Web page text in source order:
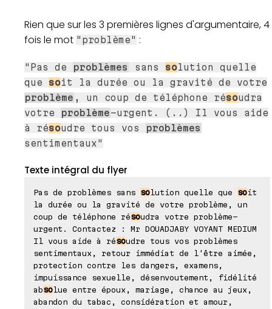
Rien que sur les 3 premières lignes d'argumentaire, 4
fois le mot "problème" :
"Pas de problèmes sans solution quelle
que soit la durée ou la gravité de votre
problème , un coup de téléphone résoudra
votre
problème-urgent. (..) Il vous aide
à résoudre tous vos
problèmes
sentimentaux"
Texte intégral du flyer
Pas de problèmes sans solution quelle que soit
la durée ou la gravité de votre problème, un
coup de téléphone résoudra votre problème-
urgent. Contactez : Mr DOUADJABY VOYANT MEDIUM
Il vous aide à résoudre tous vos problèmes
sentimentaux, retour immédiat de l'être aimée,
protection contre les dangers, examens,
impuissance sexuelle, désenvoutement, fidélité
absolue entre époux, mariage, chance au jeux,
abandon du tabac, considération et amour,